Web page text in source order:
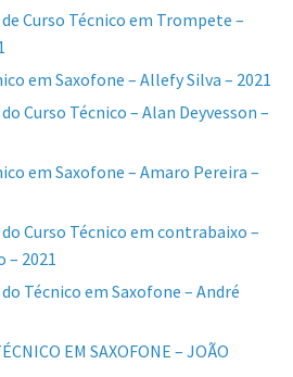
Curso Técnico em Trompete –
em Saxofone – Allefy Silva – 2021
Curso Técnico – Alan Deyvesson –
em Saxofone – Amaro Pereira –
Curso Técnico em contrabaixo –
– 2021
Técnico em Saxofone – André
EM SAXOFONE – JOÃO